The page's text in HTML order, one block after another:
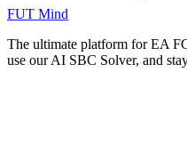
FUT Mind
The ultimate platform for EA
use our AI SBC Solver, and